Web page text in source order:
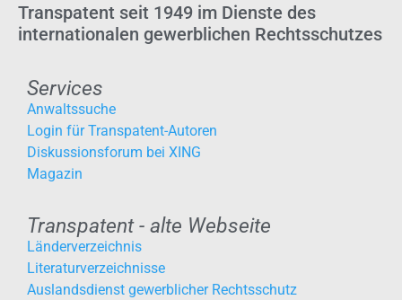
Transpatent seit 1949 im Dienste des
internationalen gewerblichen Rechtsschutzes
Services
Anwaltssuche
Login für Transpatent-Autoren
Diskussionsforum bei XING
Magazin
Transpatent - alte Webseite
Länderverzeichnis
Literaturverzeichnisse
Auslandsdienst gewerblicher Rechtsschutz